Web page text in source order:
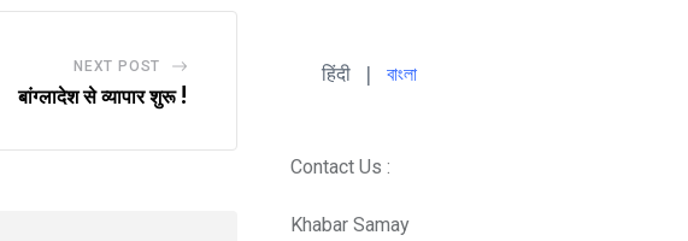
NEXT POST
बांग्लादेश से व्यापार शुरू !
हिंदी | বাংলা
Contact Us :
Khabar Samay